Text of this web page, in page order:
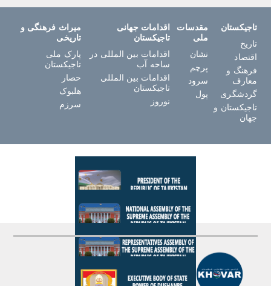
تاجیکستان
تاریخ
اقتصاد
فرهنگ و
معارف
گردشگری
تاجیکستان و
جهان
مقدسات
ملی
نشان
پرچم
سرود
پول
اقدامات جهانی
تاجیکستان
اقدامات بین المللی در
ساحه آب
اقدامات بین المللی
تاجیکستان
نوروز
میراث فرهنگی و
تاریخی
پارک ملی
تاجیکستان
حصار
هلبوک
سرزم